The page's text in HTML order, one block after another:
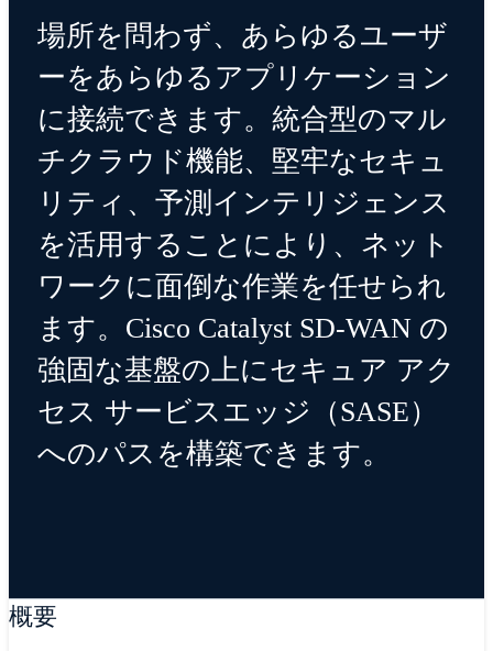
場所を問わず、あらゆるユーザ
ーをあらゆるアプリケーション
に接続できます。統合型のマル
チクラウド機能、堅牢なセキュ
リティ、予測インテリジェンス
を活用することにより、ネット
ワークに面倒な作業を任せられ
ます。Cisco Catalyst SD-WAN の
強固な基盤の上にセキュア アク
セス サービスエッジ（SASE）
へのパスを構築できます。
概要